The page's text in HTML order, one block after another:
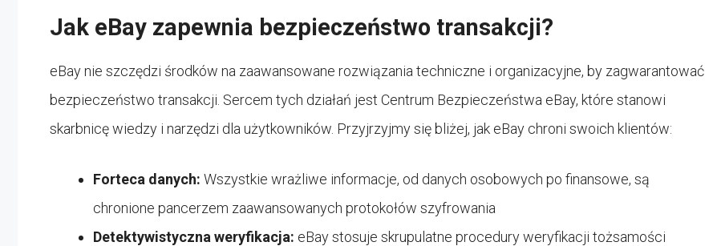
Jak eBay zapewnia bezpieczeństwo transakcji?
eBay nie szczędzi środków na zaawansowane rozwiązania techniczne i organizacyjne, by zagwarantować
bezpieczeństwo transakcji. Sercem tych działań jest Centrum Bezpieczeństwa eBay, które stanowi
skarbnicę wiedzy i narzędzi dla użytkowników. Przyjrzyjmy się bliżej, jak eBay chroni swoich klientów:
Forteca danych: Wszystkie wrażliwe informacje, od danych osobowych po finansowe, są
chronione pancerzem zaawansowanych protokołów szyfrowania
Detektywistyczna weryfikacja: eBay stosuje skrupulatne procedury weryfikacji tożsamości